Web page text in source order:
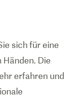
sich für eine
Händen. Die
erfahren und